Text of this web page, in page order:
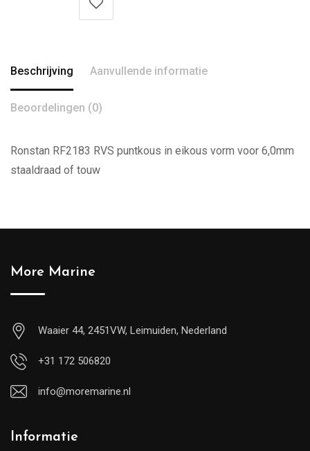
Beschrijving Aanvullende informatie
Beoordelingen (0)
Ronstan RF2183 RVS puntkous in eikous vorm voor 6,0mm
staaldraad of touw
More Marine
Waaier 44, 2451VW, Leimuiden, Nederland
+31 172 506820
info@moremarine.nl
Informatie